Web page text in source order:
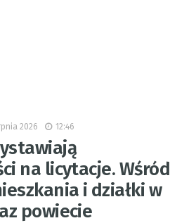
2026 12:46
na licytacje. Wśród
i działki w
powiecie